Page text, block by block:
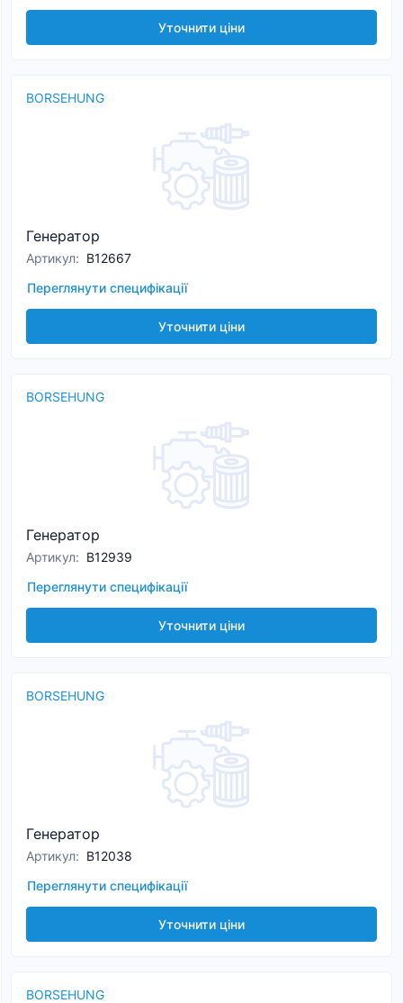
Уточнити ціни
BORSEHUNG
Генератор
Артикул: B12667
Переглянути специфікації
Уточнити ціни
BORSEHUNG
Генератор
Артикул: B12939
Переглянути специфікації
Уточнити ціни
BORSEHUNG
Генератор
Артикул: B12038
Переглянути специфікації
Уточнити ціни
BORSEHUNG